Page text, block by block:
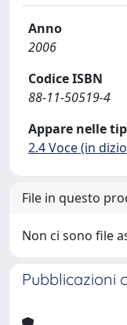
Anno
2006
Codice ISBN
88-11-50519-4
Appare nelle
2.4 Voce (in
File in questo
Non ci sono file
Pubblicazioni